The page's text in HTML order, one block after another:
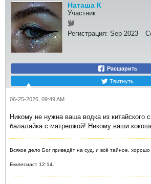
Наташа К
Участник
Регистрация: Sep 2023
Расшарить
Твитнуть
06-25-2026, 09:49 AM
Никому не нужна ваша водка из китайского
балалайка с матрешкой! Никому ваши
Всякое дело Бог приведёт на суд, и всё тайное,
Екклесиаст 12:14.